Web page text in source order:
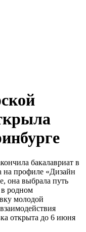
бакалавриат в
на профиле «Дизайн
она выбрала путь
в родном
молодой
открыта до 6 июня